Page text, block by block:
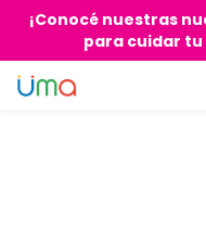
¡Conocé nuestras
para cuidar tu